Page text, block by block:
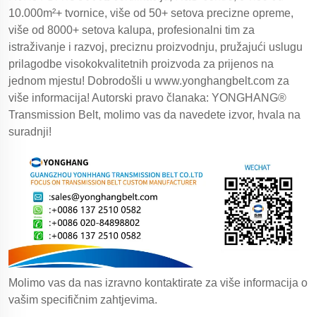
10.000m²+ tvornice, više od 50+ setova precizne opreme,
više od 8000+ setova kalupa, profesionalni tim za
istraživanje i razvoj, preciznu proizvodnju, pružajući uslugu
prilagodbe visokokvalitetnih proizvoda za prijenos na
jednom mjestu! Dobrodošli u www.yonghangbelt.com za
više informacija! Autorski pravo članaka: YONGHANG®
Transmission Belt, molimo vas da navedete izvor, hvala na
suradnji!
Molimo vas da nas izravno kontaktirate za više informacija o
vašim specifičnim zahtjevima.